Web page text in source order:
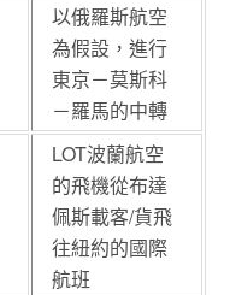
以俄羅斯航空
為假設，進行
東京－莫斯科
－羅馬的中轉
LOT波蘭航空
的飛機從布達
佩斯載客/貨飛
往紐約的國際
航班